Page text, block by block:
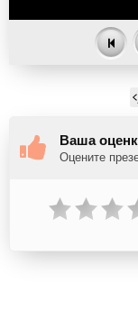
Ваша
Оцените